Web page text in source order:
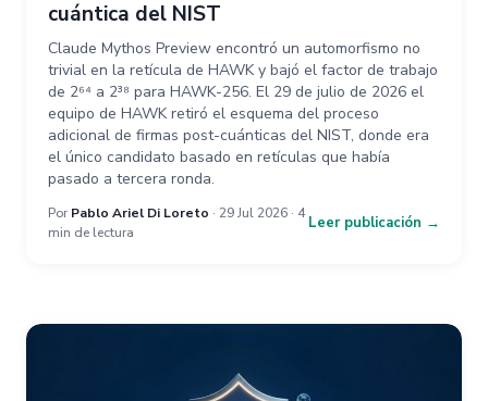
cuántica del NIST
Claude Mythos Preview encontró un automorfismo no
trivial en la retícula de HAWK y bajó el factor de trabajo
de 2⁶⁴ a 2³⁸ para HAWK-256. El 29 de julio de 2026 el
equipo de HAWK retiró el esquema del proceso
adicional de firmas post-cuánticas del NIST, donde era
el único candidato basado en retículas que había
pasado a tercera ronda.
Por Pablo Ariel Di Loreto · 29 Jul 2026 · 4
min de lectura
Leer publicación →